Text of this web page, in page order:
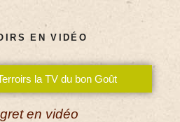
EN VIDÉO
la TV du bon Goût
en vidéo